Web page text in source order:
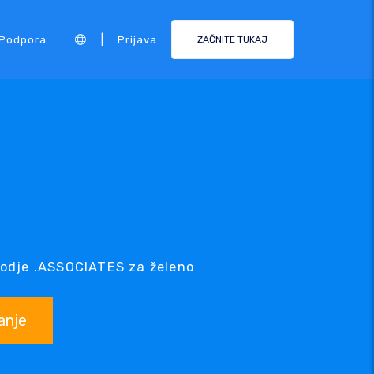
Prijava ZAČNITE TUKAJ
.ASSOCIATES za želeno